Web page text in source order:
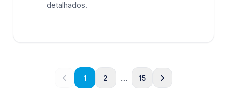
detalhados.
1 2 … 15